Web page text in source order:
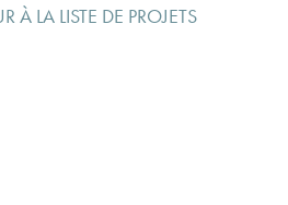
À LA LISTE DE PROJETS